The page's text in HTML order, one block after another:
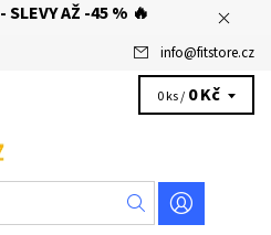
- SLEVY AŽ -45 % 🔥
info@fitstore.cz
0 ks / 0 Kč